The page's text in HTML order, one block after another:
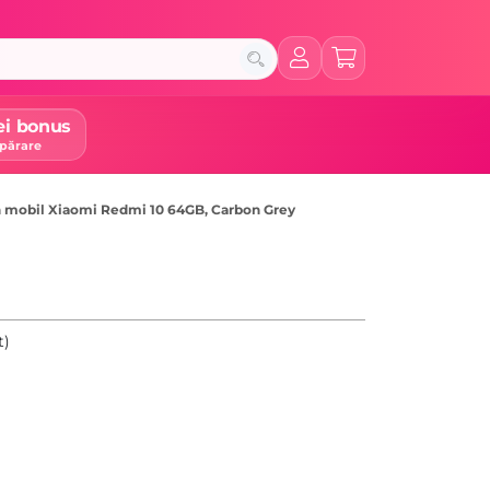
bonus
mobil Xiaomi Redmi 10 64GB, Carbon Grey